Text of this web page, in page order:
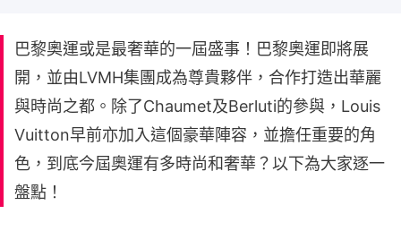
巴黎奧運或是最奢華的一屆盛事！巴黎奧運即將展
開，並由LVMH集團成為尊貴夥伴，合作打造出華麗
與時尚之都。除了Chaumet及Berluti的參與，Louis
Vuitton早前亦加入這個豪華陣容，並擔任重要的角
色，到底今屆奧運有多時尚和奢華？以下為大家逐一
盤點！